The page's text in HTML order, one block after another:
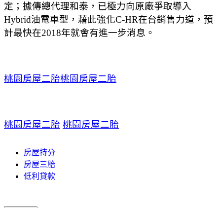
定；據傳總代理和泰，已極力向原廠爭取導入
Hybrid油電車型，藉此強化C-HR在台銷售力道，預
計最快在2018年就會有進一步消息。
桃園房屋二胎桃園房屋二胎
桃園房屋二胎 桃園房屋二胎
房屋持分
房屋三胎
低利貸款